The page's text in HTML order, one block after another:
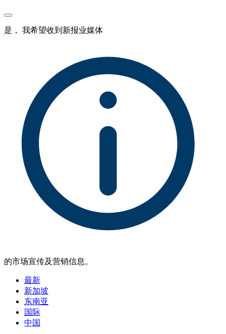
是， 我希望收到新报业媒体
的市场宣传及营销信息。
最新
新加坡
东南亚
国际
中国